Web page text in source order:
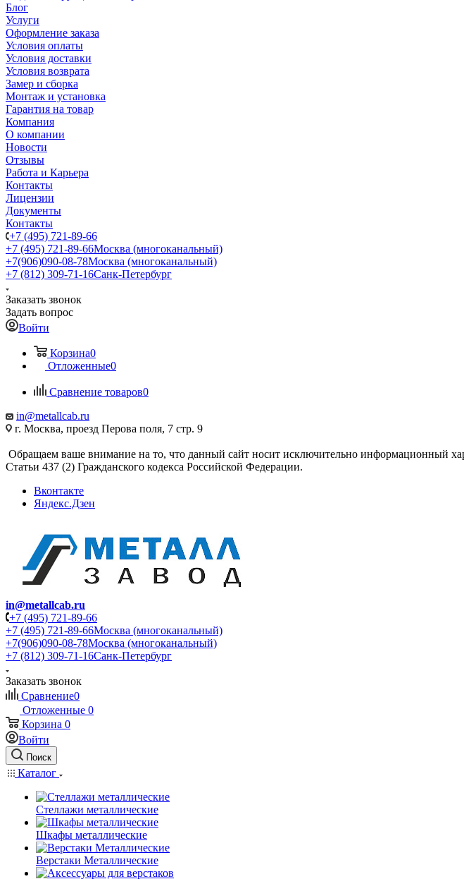
Блог
Услуги
Оформление заказа
Условия оплаты
Условия доставки
Условия возврата
Замер и сборка
Монтаж и установка
Гарантия на товар
Компания
О компании
Новости
Отзывы
Работа и Карьера
Контакты
Лицензии
Документы
Контакты
+7 (495) 721-89-66
+7 (495) 721-89-66Москва (многоканальный)
+7(906)090-08-78Москва (многоканальный)
+7 (812) 309-71-16Санк-Петербург
Заказать звонок
Задать вопрос
Войти
Корзина0
Отложенные0
Сравнение товаров0
in@metallcab.ru
г. Москва, проезд Перова поля, 7 стр. 9
Обращаем ваше внимание на то, что данный сайт носит исключительно информационный
Статьи 437 (2) Гражданского кодекса Российской Федерации.
Вконтакте
Яндекс.Дзен
in@metallcab.ru
+7 (495) 721-89-66
+7 (495) 721-89-66Москва (многоканальный)
+7(906)090-08-78Москва (многоканальный)
+7 (812) 309-71-16Санк-Петербург
Заказать звонок
Сравнение0
Отложенные 0
Корзина 0
Войти
Поиск
Каталог
Стеллажи металлические
Шкафы металлические
Верстаки Металлические